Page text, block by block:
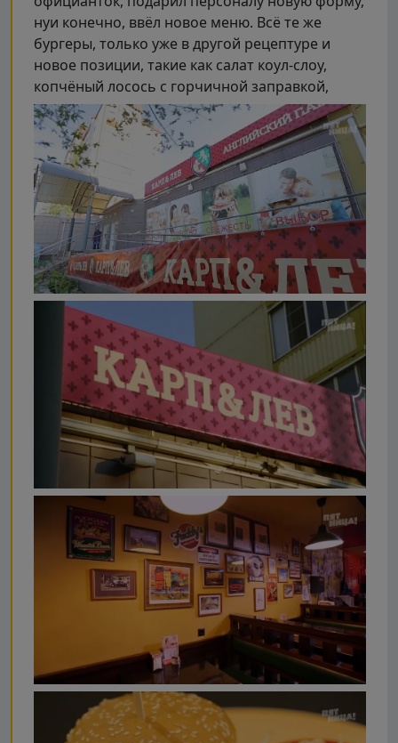
нуи конечно, ввёл новое меню. Всё те же
бургеры, только уже в другой рецептуре и
новое позиции, такие как салат коул-слоу,
копчёный лосось с горчичной заправкой,